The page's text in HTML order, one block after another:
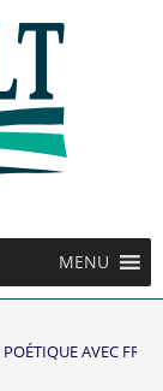
MENU
POÉTIQUE AVEC